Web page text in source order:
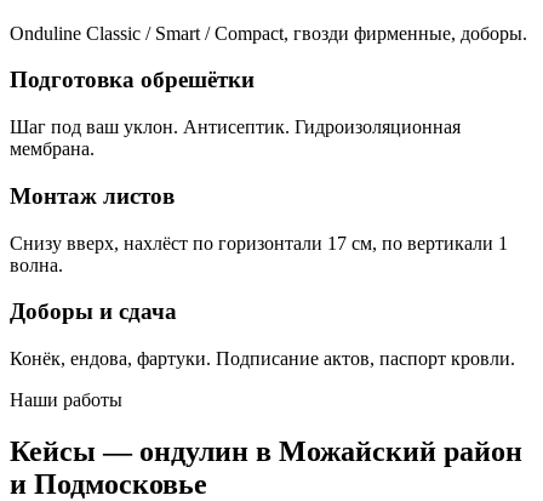
Onduline Classic / Smart / Compact, гвозди фирменные, доборы.
Подготовка обрешётки
Шаг под ваш уклон. Антисептик. Гидроизоляционная
мембрана.
Монтаж листов
Снизу вверх, нахлёст по горизонтали 17 см, по вертикали 1
волна.
Доборы и сдача
Конёк, ендова, фартуки. Подписание актов, паспорт кровли.
Наши работы
Кейсы — ондулин в Можайский район
и Подмосковье